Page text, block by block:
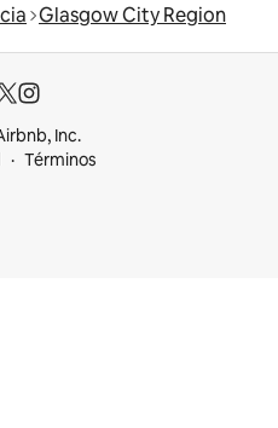
Glasgow City Region
Inc.
Términos